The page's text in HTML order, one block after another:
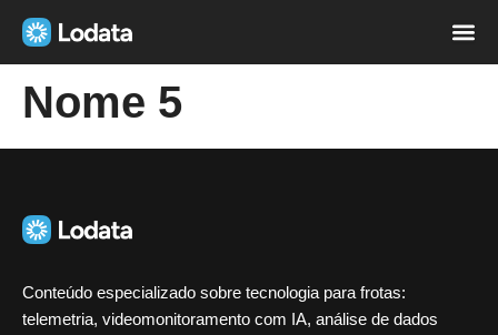
Nome 5
Conteúdo especializado sobre tecnologia para frotas:
telemetria, videomonitoramento com IA, análise de dados